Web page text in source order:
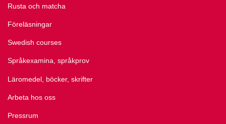
Rusta och matcha
Föreläsningar
Swedish courses
Språkexamina, språkprov
Läromedel, böcker, skrifter
Arbeta hos oss
Pressrum